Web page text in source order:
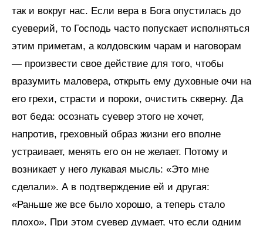
так и вокруг нас. Если вера в Бога опустилась до
суеверий, то Господь часто попускает исполняться
этим приметам, а колдовским чарам и наговорам
— произвести свое действие для того, чтобы
вразумить маловера, открыть ему духовные очи на
его грехи, страсти и пороки, очистить скверну. Да
вот беда: осознать суевер этого не хочет,
напротив, греховный образ жизни его вполне
устраивает, менять его он не желает. Потому и
возникает у него лукавая мысль: «Это мне
сделали». А в подтверждение ей и другая:
«Раньше же все было хорошо, а теперь стало
плохо». При этом суевер думает, что если одним